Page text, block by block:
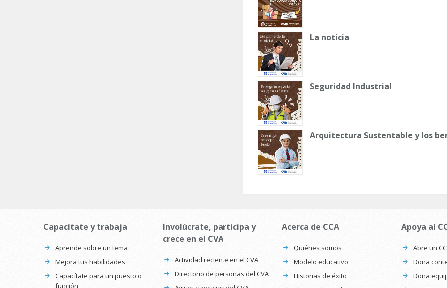
La noticia
Seguridad Industrial
Arquitectura Sustentable y los
Capacítate y trabaja
Aprende sobre un tema
Mejora tus habilidades
Capacítate para un puesto o
función
Involúcrate, participa y
crece en el CVA
Actividad reciente en el CVA
Directorio de personas del CVA
Acerca de CCA
Quiénes somos
Modelo educativo
Historias de éxito
Apoya al
Abre un
Dona
Dona